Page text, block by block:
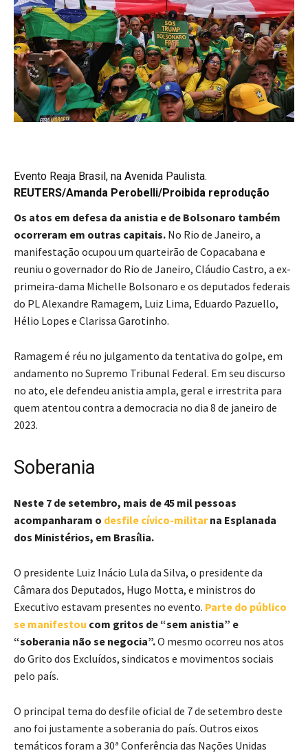
Evento Reaja Brasil, na Avenida Paulista.
REUTERS/Amanda Perobelli/Proibida reprodução
Os atos em defesa da anistia e de Bolsonaro também
ocorreram em outras capitais. No Rio de Janeiro, a
manifestação ocupou um quarteirão de Copacabana e
reuniu o governador do Rio de Janeiro, Cláudio Castro, a ex-
primeira-dama Michelle Bolsonaro e os deputados federais
do PL Alexandre Ramagem, Luiz Lima, Eduardo Pazuello,
Hélio Lopes e Clarissa Garotinho.
Ramagem é réu no julgamento da tentativa do golpe, em
andamento no Supremo Tribunal Federal. Em seu discurso
no ato, ele defendeu anistia ampla, geral e irrestrita para
quem atentou contra a democracia no dia 8 de janeiro de
2023.
Soberania
Neste 7 de setembro, mais de 45 mil pessoas
acompanharam o desfile cívico-militarna Esplanada
dos Ministérios, em Brasília.
O presidente Luiz Inácio Lula da Silva, o presidente da
Câmara dos Deputados, Hugo Motta, e ministros do
Executivo estavam presentes no evento. Parte do público
se manifestou com gritos de “sem anistia” e
“soberania não se negocia”.O mesmo ocorreu nos atos
do Grito dos Excluídos, sindicatos e movimentos sociais
pelo país.
O principal tema do desfile oficial de 7 de setembro deste
ano foi justamente a soberania do país. Outros eixos
temáticos foram a 30ª Conferência das Nações Unidas